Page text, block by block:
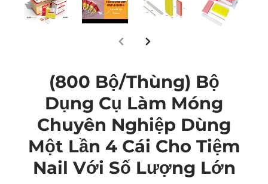
(800 Bộ/Thùng) Bộ
Dụng Cụ Làm Móng
Chuyên Nghiệp Dùng
Một Lần 4 Cái Cho Tiệm
Nail Với Số Lượng Lớn